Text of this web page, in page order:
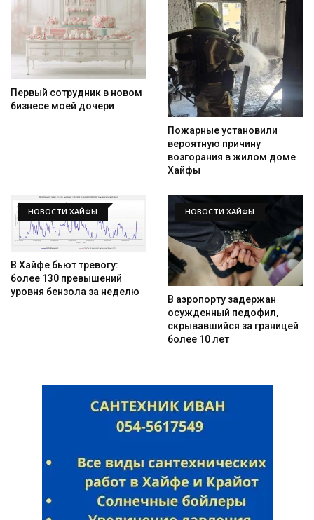
Первый сотрудник в новом
бизнесе моей дочери
Пожарные установили
вероятную причину
возгорания в жилом доме
Хайфы
НОВОСТИ ХАЙФЫ
В Хайфе бьют тревогу:
более 130 превышений
уровня бензола за неделю
НОВОСТИ ХАЙФЫ
В аэропорту задержан
осужденный педофил,
скрывавшийся за границей
более 10 лет